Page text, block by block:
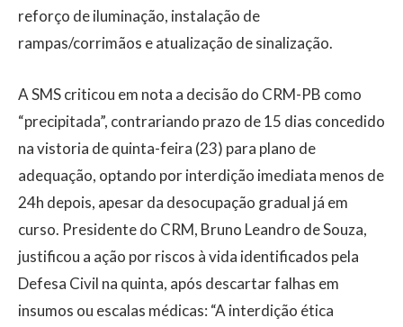
reforço de iluminação, instalação de
rampas/corrimãos e atualização de sinalização.
A SMS criticou em nota a decisão do CRM-PB como
“precipitada”, contrariando prazo de 15 dias concedido
na vistoria de quinta-feira (23) para plano de
adequação, optando por interdição imediata menos de
24h depois, apesar da desocupação gradual já em
curso. Presidente do CRM, Bruno Leandro de Souza,
justificou a ação por riscos à vida identificados pela
Defesa Civil na quinta, após descartar falhas em
insumos ou escalas médicas: “A interdição ética